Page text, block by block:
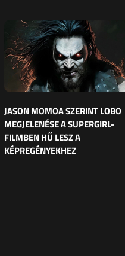
JASON MOMOA SZERINT LOBO
MEGJELENÉSE A SUPERGIRL-
FILMBEN HŰ LESZ A
KÉPREGÉNYEKHEZ